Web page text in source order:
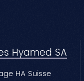
Hyamed SA
HA Suisse